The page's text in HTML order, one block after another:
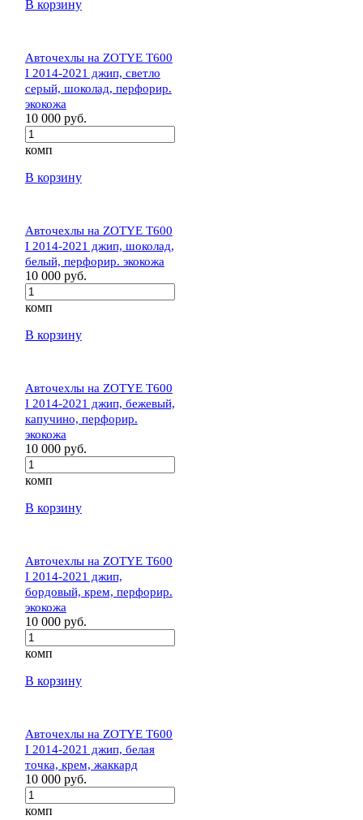
В корзину
Авточехлы на ZOTYE T600
I 2014-2021 джип, светло
серый, шоколад, перфорир.
экокожа
10 000 руб.
комп
В корзину
Авточехлы на ZOTYE T600
I 2014-2021 джип, шоколад,
белый, перфорир. экокожа
10 000 руб.
комп
В корзину
Авточехлы на ZOTYE T600
I 2014-2021 джип, бежевый,
капучино, перфорир.
экокожа
10 000 руб.
комп
В корзину
Авточехлы на ZOTYE T600
I 2014-2021 джип,
бордовый, крем, перфорир.
экокожа
10 000 руб.
комп
В корзину
Авточехлы на ZOTYE T600
I 2014-2021 джип, белая
точка, крем, жаккард
10 000 руб.
комп